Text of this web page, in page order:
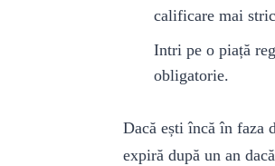
calificare mai
Intri pe o piață
obligatorie.
Dacă ești încă în faza
expiră după un an